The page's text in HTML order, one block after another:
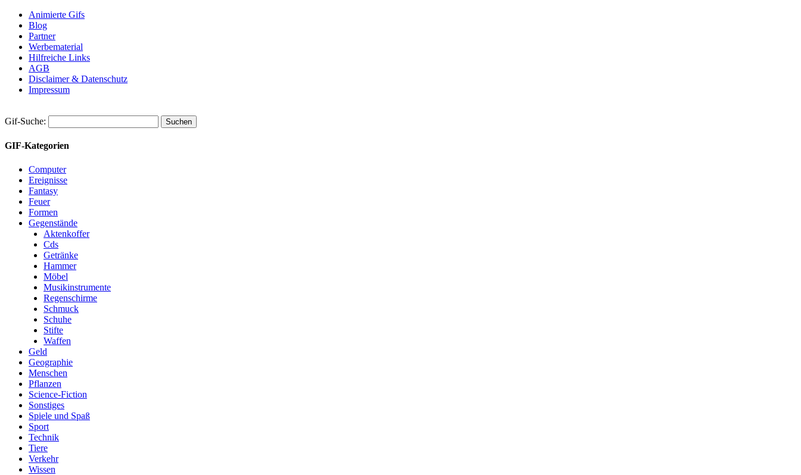
Animierte Gifs
Blog
Partner
Werbematerial
Hilfreiche Links
AGB
Disclaimer & Datenschutz
Impressum
Gif-Suche:
GIF-Kategorien
Computer
Ereignisse
Fantasy
Feuer
Formen
Gegenstände
Aktenkoffer
Cds
Getränke
Hammer
Möbel
Musikinstrumente
Regenschirme
Schmuck
Schuhe
Stifte
Waffen
Geld
Geographie
Menschen
Pflanzen
Science-Fiction
Sonstiges
Spiele und Spaß
Sport
Technik
Tiere
Verkehr
Wissen